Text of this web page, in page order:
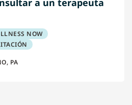
a un terapeuta
NOW
PA